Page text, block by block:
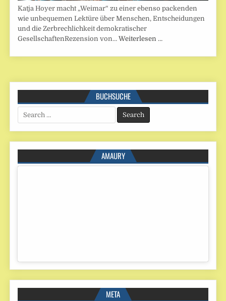
Katja Hoyer macht „Weimar“ zu einer ebenso packenden
wie unbequemen Lektüre über Menschen, Entscheidungen
und die Zerbrechlichkeit demokratischer
GesellschaftenRezension von…Weiterlesen …
BUCHSUCHE
Search
for:
AMAURY
META